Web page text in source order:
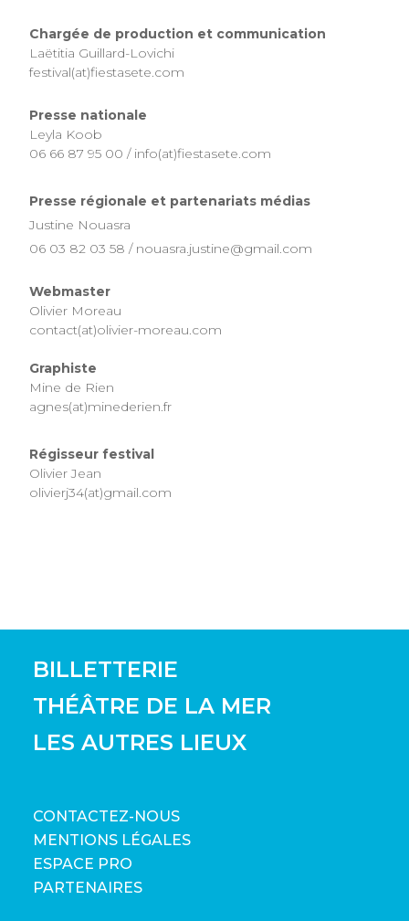
Chargée de production et communication
Laëtitia Guillard-Lovichi
festival(at)fiestasete.com
Presse nationale
Leyla Koob
06 66 87 95 00 / info(at)fiestasete.com
Presse régionale et partenariats médias
Justine Nouasra
06 03 82 03 58 / nouasra.justine@gmail.com
Webmaster
Olivier Moreau
contact(at)olivier-moreau.com
Graphiste
Mine de Rien
agnes(at)minederien.fr
Régisseur festival
Olivier Jean
olivierj34(at)gmail.com
BILLETTERIE
THÉÂTRE DE LA MER
LES AUTRES LIEUX
CONTACTEZ-NOUS
MENTIONS LÉGALES
ESPACE PRO
PARTENAIRES